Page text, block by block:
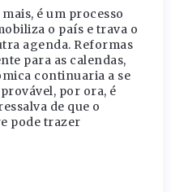
é um processo
o país e trava o
agenda. Reformas
para as calendas,
continuaria a se
por ora, é
de que o
pode trazer